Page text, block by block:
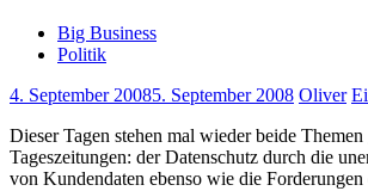
Big Business
Politik
4. September 20085. September 2008 Oliver
Dieser Tagen stehen mal wieder beide
Tageszeitungen: der Datenschutz durch die
von Kundendaten ebenso wie die